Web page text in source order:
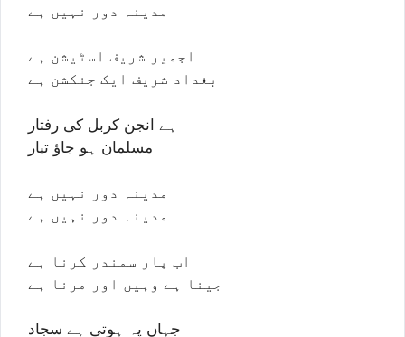
مدینہ دور نہیں ہے
اجمیر شریف اسٹیشن ہے
بغداد شریف ایک جنکشن ہے
ہے انجن کربل کی رفتار
مسلمان ہو جاؤ تیار
مدینہ دور نہیں ہے
مدینہ دور نہیں ہے
اب پار سمندر کرنا ہے
جینا ہے وہیں اور مرنا ہے
جہاں پہ ہوتی ہے سجاد